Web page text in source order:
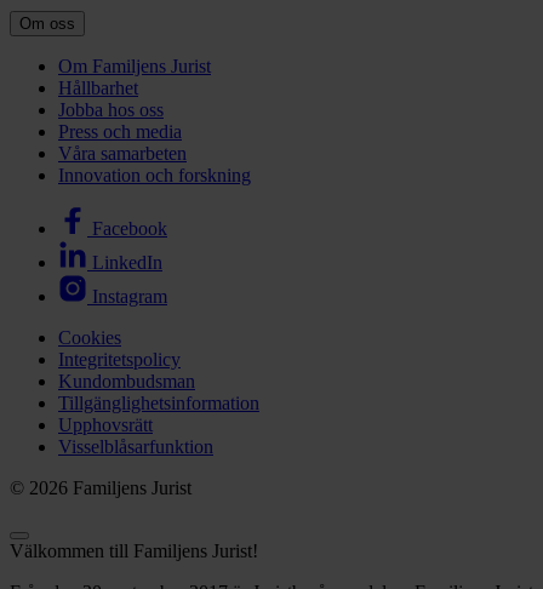
Om oss
Om Familjens Jurist
Hållbarhet
Jobba hos oss
Press och media
Våra samarbeten
Innovation och forskning
Facebook
LinkedIn
Instagram
Cookies
Integritetspolicy
Kundombudsman
Tillgänglighetsinformation
Upphovsrätt
Visselblåsarfunktion
© 2026 Familjens Jurist
Välkommen till Familjens Jurist!